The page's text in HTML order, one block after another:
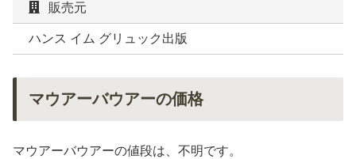
販売元
ハンス イム グリュック出版
マウアーバウアーの価格
マウアーバウアーの値段は、不明です。